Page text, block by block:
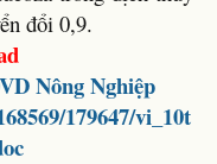
đổi 0,9.
Nông Nghiệp
179647/vi_10t